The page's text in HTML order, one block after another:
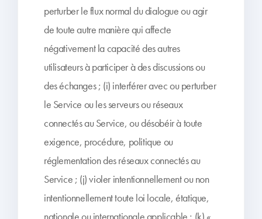
perturber le flux normal du dialogue ou agir
de toute autre manière qui affecte
négativement la capacité des autres
utilisateurs à participer à des discussions ou
des échanges ; (i) interférer avec ou perturber
le Service ou les serveurs ou réseaux
connectés au Service, ou désobéir à toute
exigence, procédure, politique ou
réglementation des réseaux connectés au
Service ; (j) violer intentionnellement ou non
intentionnellement toute loi locale, étatique,